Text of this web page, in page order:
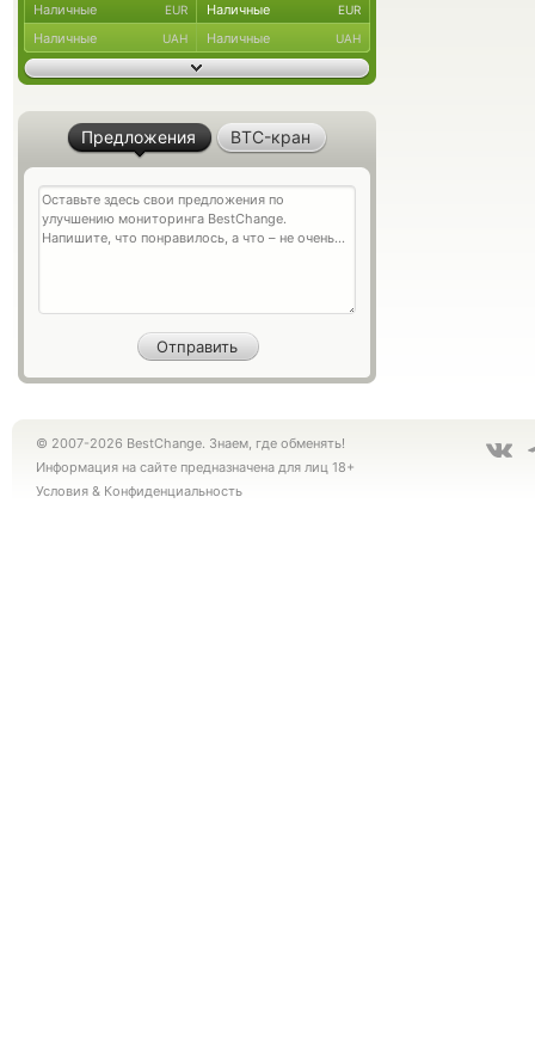
Наличные EUR Наличные EUR
Наличные UAH Наличные UAH
Предложения BTC-кран
© 2007-2026 BestChange. Знаем, где обменять!
Информация на сайте предназначена для лиц 18+
Условия & Конфиденциальность